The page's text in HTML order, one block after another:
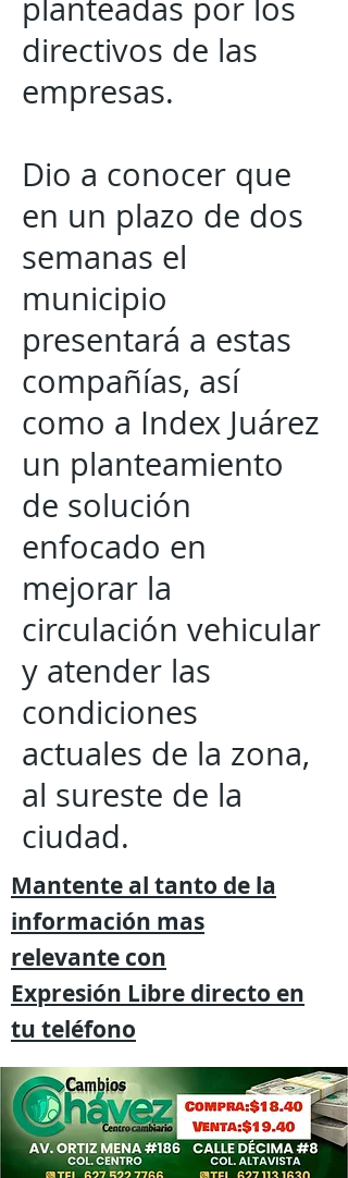
planteadas por los
directivos de las
empresas.
Dio a conocer que
en un plazo de dos
semanas el
municipio
presentará a estas
compañías, así
como a Index Juárez
un planteamiento
de solución
enfocado en
mejorar la
circulación vehicular
y atender las
condiciones
actuales de la zona,
al sureste de la
ciudad.
Mantente al tanto de la
información mas
relevante con
Expresión Libre directo en
tu teléfono